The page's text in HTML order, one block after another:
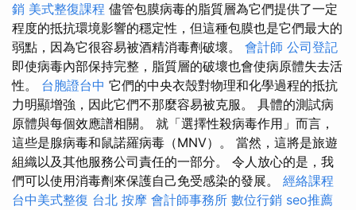
銷 美式整復課程 儘管包膜病毒的脂質層為它們提供了一定
程度的抵抗環境影響的穩定性，但這種包膜也是它們最大的
弱點，因為它很容易被酒精消毒劑破壞。 會計師 公司登記
即使病毒內部保持完整，脂質層的破壞也會使病原體失去活
性。 台胞證台中 它們的中央衣殼對物理和化學過程的抵抗
力明顯增強，因此它們不那麼容易被克服。 具體的測試病
原體與每個效應譜相關。 就「選擇性殺病毒作用」而言，
這些是腺病毒和鼠諾羅病毒（MNV）。 當然，這將是旅遊
組織以及其他服務公司責任的一部分。 令人放心的是，我
們可以使用消毒劑來保護自己免受感染的發展。 經絡課程
台中美式整復 台北 按摩 會計師事務所 數位行銷 seo推薦